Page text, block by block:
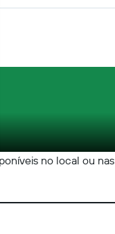
no local ou nas